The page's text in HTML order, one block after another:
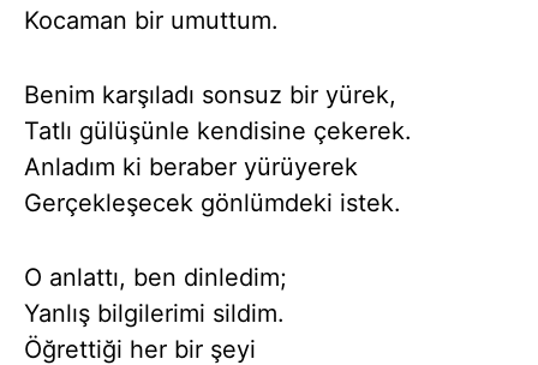
Kocaman bir umuttum.
Benim karşıladı sonsuz bir yürek,
Tatlı gülüşünle kendisine çekerek.
Anladım ki beraber yürüyerek
Gerçekleşecek gönlümdeki istek.
O anlattı, ben dinledim;
Yanlış bilgilerimi sildim.
Öğrettiği her bir şeyi